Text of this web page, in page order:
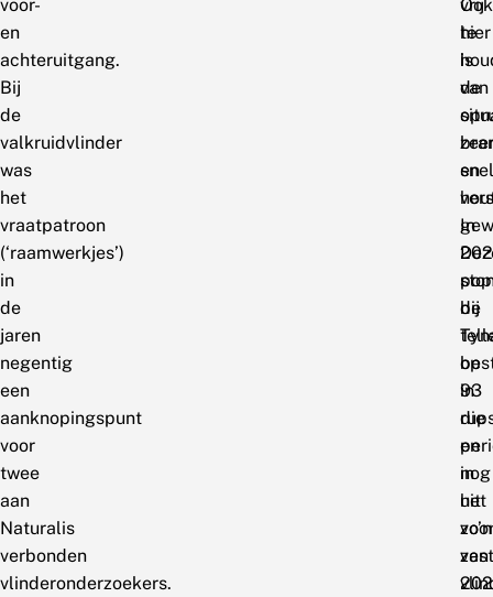
voor-
en
achteruitgang.
Bij
de
valkruidvlinder
was
het
vraatpatroon
(‘raamwerkjes’)
in
de
jaren
negentig
een
aanknopingspunt
voor
twee
aan
Naturalis
verbonden
vlinderonderzoekers.
vrij
te
van
en
bij
in
die
nog
uit
zo’n
Ook
hier
is
de
snel
In
de
op
93
en
in
het
van